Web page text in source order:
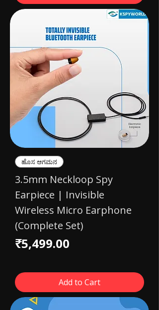
ಹೊಸ ಆಗಮನ
3.5mm Neckloop Spy
Earpiece | Invisible
Wireless Micro Earphone
(Complete Set)
Price
₹5,499.00
Add to Cart